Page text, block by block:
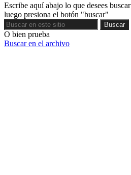
Escribe aquí abajo lo que desees buscar
luego presiona el botón "buscar"
Buscar
Buscar
O bien prueba
Buscar en el archivo